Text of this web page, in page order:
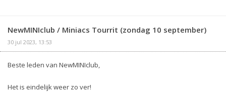
NewMINIclub / Miniacs Tourrit (zondag 10 september)
30 jul 2023, 13:53
Beste leden van NewMINIclub,
Het is eindelijk weer zo ver!